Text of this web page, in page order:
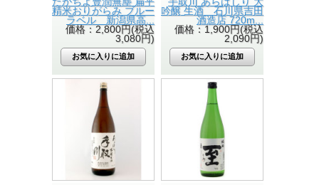
精米おりがらみ ブルー
ラベル 新潟県高...
価格：2,800円(税込
3,080円)
吟醸 生酒 石川県吉田
酒造店 720m...
価格：1,900円(税込
2,090円)